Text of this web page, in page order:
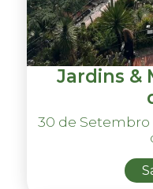
Jardins &
30 de